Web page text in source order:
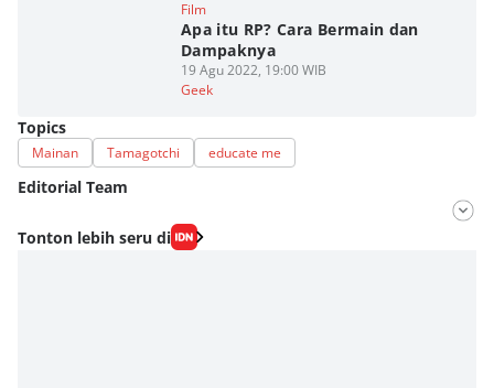
Film
Apa itu RP? Cara Bermain dan
Dampaknya
19 Agu 2022, 19:00 WIB
Geek
Topics
Mainan Tamagotchi educate me
Editorial Team
Editor
Nadia Agatha Pramesthi
Tonton lebih seru di